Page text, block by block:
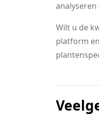
Wilt u de
platform